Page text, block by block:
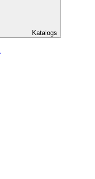
Katalogs